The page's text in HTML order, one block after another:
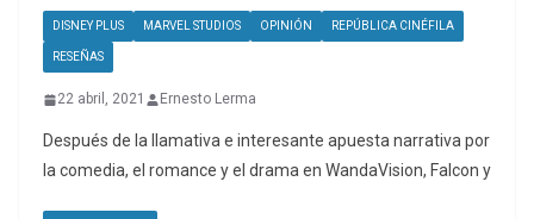
DISNEY PLUS MARVEL STUDIOS OPINIÓN REPÚBLICA CINÉFILA
RESEÑAS
22 abril, 2021 Ernesto Lerma
Después de la llamativa e interesante apuesta narrativa por
la comedia, el romance y el drama en WandaVision, Falcon y